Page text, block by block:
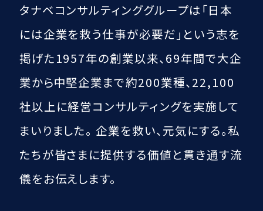
タナベコンサルティンググループは「日本
には企業を救う仕事が必要だ」という志を
掲げた1957年の創業以来、69年間で大企
業から中堅企業まで約200業種、22,100
社以上に経営コンサルティングを実施して
まいりました。 企業を救い、元気にする。私
たちが皆さまに提供する価値と貫き通す流
儀をお伝えします。